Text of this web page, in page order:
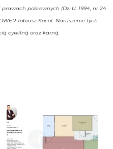
pokrewnych (Dz. U. 1994, nr 24
Tobiasz Kocot. Naruszenie tych
cywilną oraz karną.